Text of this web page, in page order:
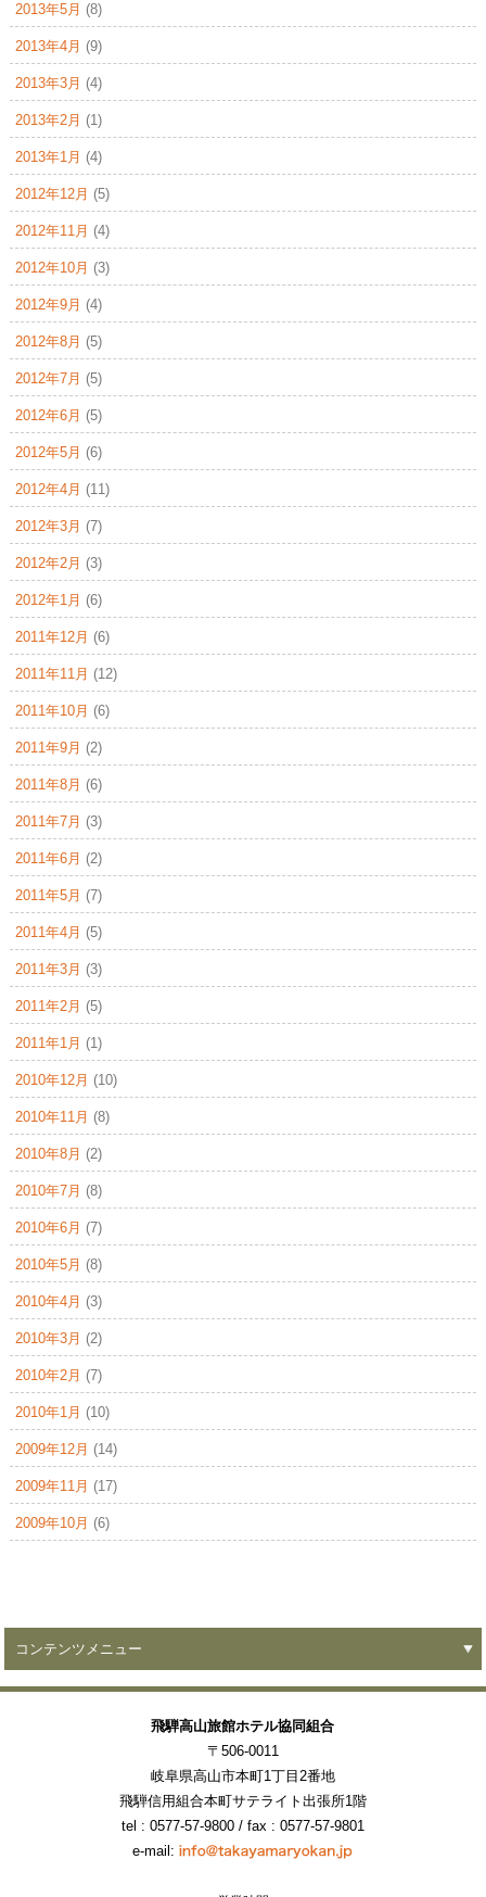
2013年5月 (8)
2013年4月 (9)
2013年3月 (4)
2013年2月 (1)
2013年1月 (4)
2012年12月 (5)
2012年11月 (4)
2012年10月 (3)
2012年9月 (4)
2012年8月 (5)
2012年7月 (5)
2012年6月 (5)
2012年5月 (6)
2012年4月 (11)
2012年3月 (7)
2012年2月 (3)
2012年1月 (6)
2011年12月 (6)
2011年11月 (12)
2011年10月 (6)
2011年9月 (2)
2011年8月 (6)
2011年7月 (3)
2011年6月 (2)
2011年5月 (7)
2011年4月 (5)
2011年3月 (3)
2011年2月 (5)
2011年1月 (1)
2010年12月 (10)
2010年11月 (8)
2010年8月 (2)
2010年7月 (8)
2010年6月 (7)
2010年5月 (8)
2010年4月 (3)
2010年3月 (2)
2010年2月 (7)
2010年1月 (10)
2009年12月 (14)
2009年11月 (17)
2009年10月 (6)
コンテンツメニュー
飛騨高山旅館ホテル協同組合
〒506-0011
岐阜県高山市本町1丁目2番地
飛騨信用組合本町サテライト出張所1階
tel : 0577-57-9800/ fax : 0577-57-9801
e-mail: